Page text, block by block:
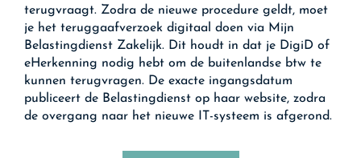
terugvraagt. Zodra de nieuwe procedure geldt, moet
je het teruggaafverzoek digitaal doen via Mijn
Belastingdienst Zakelijk. Dit houdt in dat je DigiD of
eHerkenning nodig hebt om de buitenlandse btw te
kunnen terugvragen. De exacte ingangsdatum
publiceert de Belastingdienst op haar website, zodra
de overgang naar het nieuwe IT-systeem is afgerond.